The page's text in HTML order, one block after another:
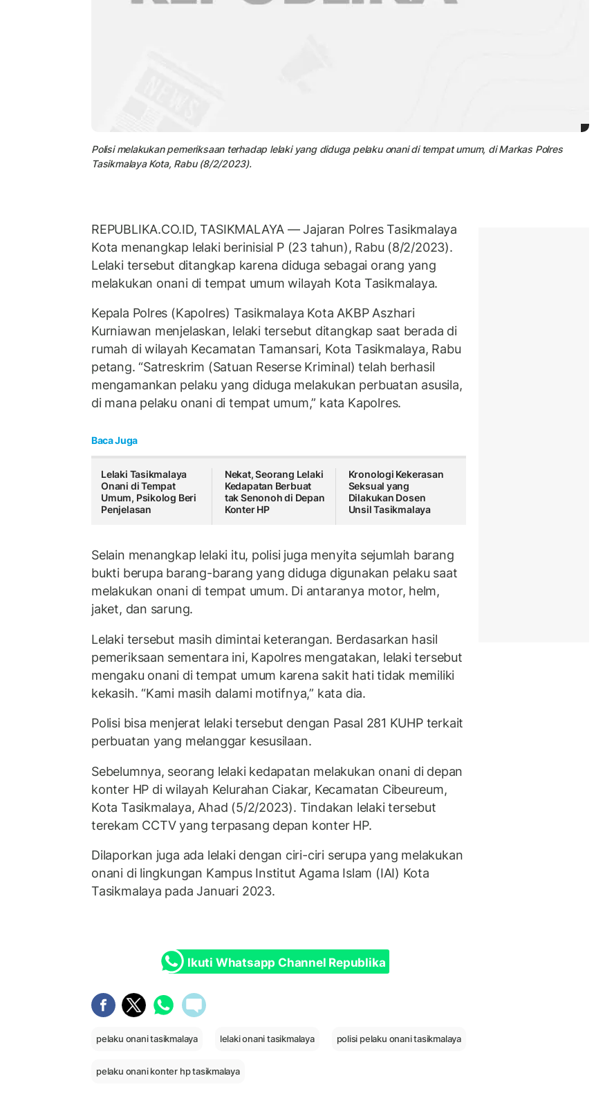
Polisi melakukan pemeriksaan terhadap lelaki yang diduga pelaku onani di tempat umum, di Markas Polres
Tasikmalaya Kota, Rabu (8/2/2023).
REPUBLIKA.CO.ID, TASIKMALAYA — Jajaran Polres Tasikmalaya
Kota menangkap lelaki berinisial P (23 tahun), Rabu (8/2/2023).
Lelaki tersebut ditangkap karena diduga sebagai orang yang
melakukan onani di tempat umum wilayah Kota Tasikmalaya.
Kepala Polres (Kapolres) Tasikmalaya Kota AKBP Aszhari
Kurniawan menjelaskan, lelaki tersebut ditangkap saat berada di
rumah di wilayah Kecamatan Tamansari, Kota Tasikmalaya, Rabu
petang. “Satreskrim (Satuan Reserse Kriminal) telah berhasil
mengamankan pelaku yang diduga melakukan perbuatan asusila,
di mana pelaku onani di tempat umum,” kata Kapolres.
Baca Juga
Lelaki Tasikmalaya
Onani di Tempat
Umum, Psikolog Beri
Penjelasan
Nekat, Seorang Lelaki
Kedapatan Berbuat
tak Senonoh di Depan
Konter HP
Kronologi Kekerasan
Seksual yang
Dilakukan Dosen
Unsil Tasikmalaya
Selain menangkap lelaki itu, polisi juga menyita sejumlah barang
bukti berupa barang-barang yang diduga digunakan pelaku saat
melakukan onani di tempat umum. Di antaranya motor, helm,
jaket, dan sarung.
Lelaki tersebut masih dimintai keterangan. Berdasarkan hasil
pemeriksaan sementara ini, Kapolres mengatakan, lelaki tersebut
mengaku onani di tempat umum karena sakit hati tidak memiliki
kekasih. “Kami masih dalami motifnya,” kata dia.
Polisi bisa menjerat lelaki tersebut dengan Pasal 281 KUHP terkait
perbuatan yang melanggar kesusilaan.
​​Sebelumnya, seorang lelaki kedapatan melakukan onani di depan
konter HP di wilayah Kelurahan Ciakar, Kecamatan Cibeureum,
Kota Tasikmalaya, Ahad (5/2/2023). Tindakan lelaki tersebut
terekam CCTV yang terpasang depan konter HP.
Dilaporkan juga ada lelaki dengan ciri-ciri serupa yang melakukan
onani di lingkungan Kampus Institut Agama Islam (IAI) Kota
Tasikmalaya pada Januari 2023.
Ikuti Whatsapp Channel Republika
pelaku onani tasikmalaya lelaki onani tasikmalaya polisi pelaku onani tasikmalaya
pelaku onani konter hp tasikmalaya